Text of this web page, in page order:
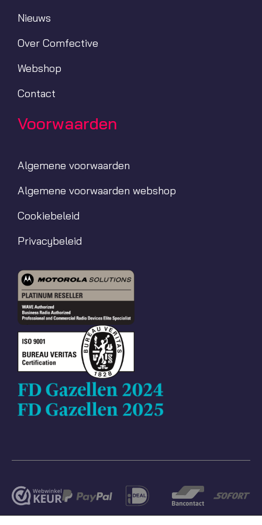
Nieuws
Over Comfective
Webshop
Contact
Voorwaarden
Algemene voorwaarden
Algemene voorwaarden webshop
Cookiebeleid
Privacybeleid